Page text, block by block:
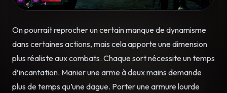
On pourrait reprocher un certain manque de dynamisme
dans certaines actions, mais cela apporte une dimension
plus réaliste aux combats. Chaque sort nécessite un temps
d’incantation. Manier une arme à deux mains demande
plus de temps qu’une dague. Porter une armure lourde